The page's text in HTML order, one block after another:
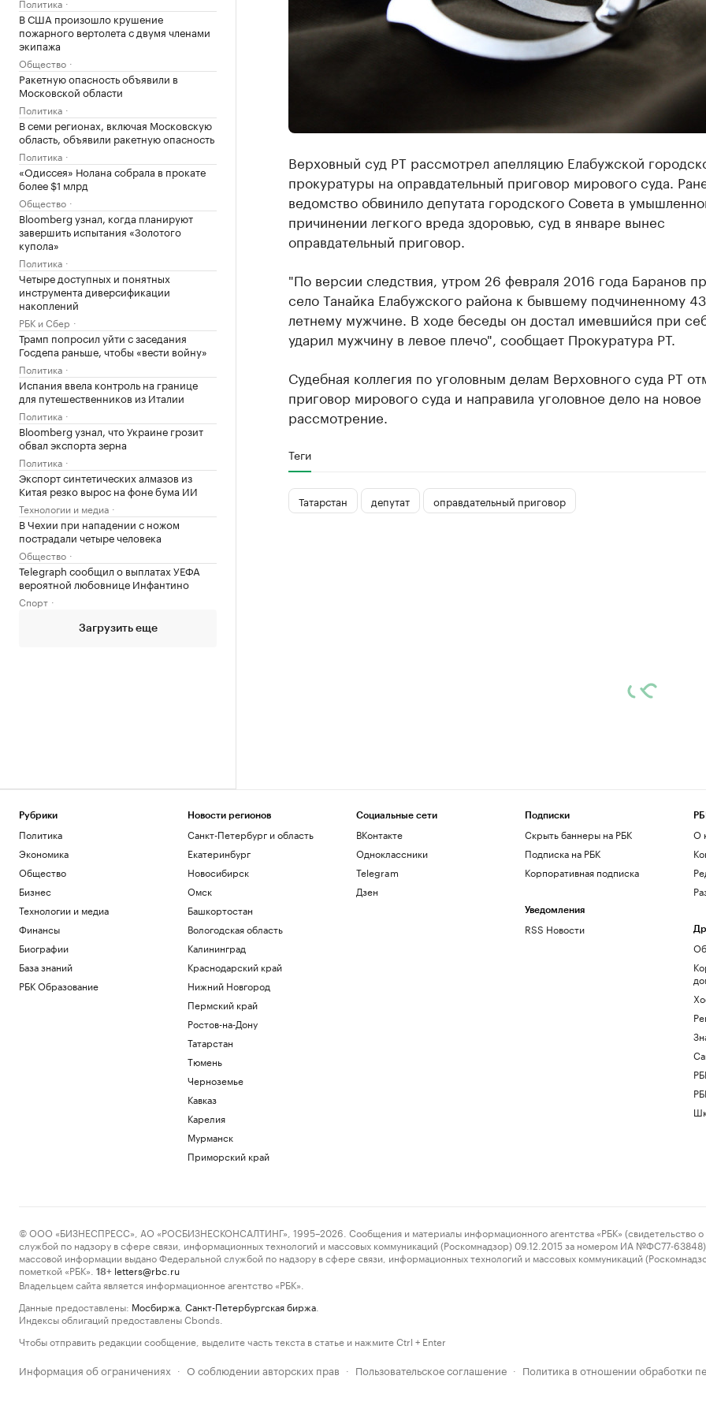
В США произошло крушение
пожарного вертолета с двумя членами
экипажа
Общество
Ракетную опасность объявили в
Московской области
Политика
В семи регионах, включая Московскую
область, объявили ракетную опасность
Политика
«Одиссея» Нолана собрала в прокате
более $1 млрд
Общество
Bloomberg узнал, когда планируют
завершить испытания «Золотого
купола»
Политика
Четыре доступных и понятных
инструмента диверсификации
накоплений
РБК и Сбер
Трамп попросил уйти с заседания
Госдепа раньше, чтобы «вести войну»
Политика
Испания ввела контроль на границе
для путешественников из Италии
Политика
Bloomberg узнал, что Украине грозит
обвал экспорта зерна
Политика
Экспорт синтетических алмазов из
Китая резко вырос на фоне бума ИИ
Технологии и медиа
В Чехии при нападении с ножом
пострадали четыре человека
Общество
Telegraph сообщил о выплатах УЕФА
вероятной любовнице Инфантино
Спорт
Загрузить еще
Верховный суд РТ рассмотрел апелляцию Елабужской
прокуратуры на оправдательный приговор мирового суда.
ведомство обвинило депутата городского Совета в
причинении легкого вреда здоровью, суд в январе вынес
оправдательный приговор.
"По версии следствия, утром 26 февраля 2016 года Баранов
село Танайка Елабужского района к бывшему подчиненному
летнему мужчине. В ходе беседы он достал имевшийся при
ударил мужчину в левое плечо", сообщает Прокуратура РТ.
Судебная коллегия по уголовным делам Верховного суда РТ
приговор мирового суда и направила уголовное дело на новое
рассмотрение.
Теги
Татарстан депутат оправдательный приговор
Рубрики
Политика
Экономика
Общество
Бизнес
Технологии и медиа
Финансы
Биографии
База знаний
РБК Образование
Новости регионов
Санкт-Петербург и область
Екатеринбург
Новосибирск
Омск
Башкортостан
Вологодская область
Калининград
Краснодарский край
Нижний Новгород
Пермский край
Ростов-на-Дону
Татарстан
Тюмень
Черноземье
Кавказ
Карелия
Мурманск
Приморский край
Социальные сети
ВКонтакте
Одноклассники
Telegram
Дзен
Подписки
Скрыть баннеры на РБК
Подписка на РБК
Корпоративная подписка
Уведомления
RSS Новости
О
© ООО «БИЗНЕСПРЕСС», АО «РОСБИЗНЕСКОНСАЛТИНГ», 1995–2026. Сообщения и материалы информационного агентства «РБК» (свидетельство о
службой по надзору в сфере связи, информационных технологий и массовых коммуникаций (Роскомнадзор) 09.12.2015 за номером ИА №ФС77-63848)
массовой информации выдано Федеральной службой по надзору в сфере связи, информационных технологий и массовых коммуникаций
пометкой «РБК».
18+ letters@rbc.ru
Владельцем сайта является информационное агентство «РБК».
Данные предоставлены: Мосбиржа Санкт-Петербургская биржа
Индексы облигаций предоставлены Cbonds.
Чтобы отправить редакции сообщение, выделите часть текста в статье и нажмите Ctrl + Enter
Информация об ограничениях · О соблюдении авторских прав · Пользовательское соглашение · Политика в отношении обработки